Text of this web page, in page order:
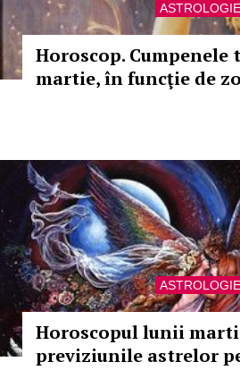
ASTROLOGIE
Horoscop.
martie, în funcţie de
ASTROLOGIE
Horoscopul lunii
previziunile astrelor